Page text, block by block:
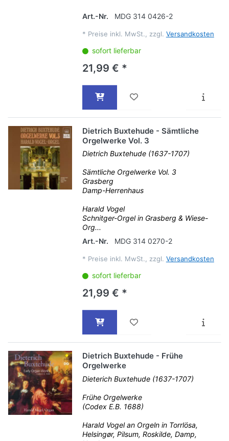
Art.-Nr. MDG 314 0426-2
* Preise inkl. MwSt., zzgl. Versandkosten
sofort lieferbar
21,99 € *
Dietrich Buxtehude - Sämtliche
Orgelwerke Vol. 3
Dietrich Buxtehude (1637-1707)
Sämtliche Orgelwerke Vol. 3
Grasberg
Damp-Herrenhaus
Harald Vogel
Schnitger-Orgel in Grasberg & Wiese-
Org...
Art.-Nr.
MDG 314 0270-2
* Preise inkl. MwSt., zzgl. Versandkosten
sofort lieferbar
21,99 € *
Dietrich Buxtehude - Frühe
Orgelwerke
Dieterich Buxtehude (1637-1707)
Frühe Orgelwerke
(Codex E.B. 1688)
Harald Vogel an Orgeln in Torrlösa,
Helsingør, Pilsum, Roskilde, Damp,